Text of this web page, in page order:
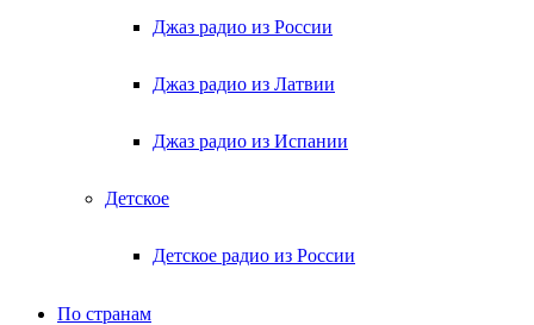
Джаз радио из России
Джаз радио из Латвии
Джаз радио из Испании
Детское
Детское радио из России
По странам